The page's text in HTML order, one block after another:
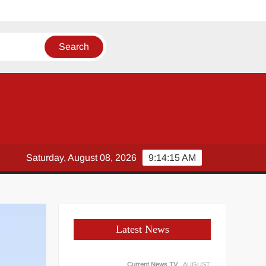
9:14:15 AM
Saturday, August 08, 2026
Latest News
Current News TV
AUGUST